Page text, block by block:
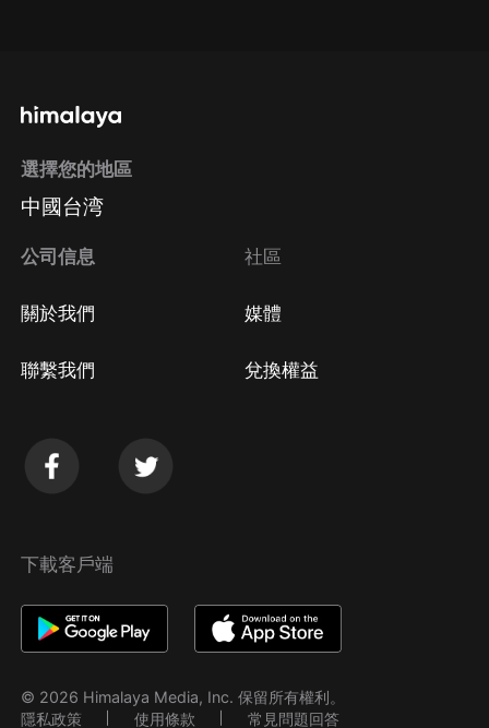
方法 Google Play取消訂閱方法
選擇您的地區
中國台湾
公司信息
關於我們
聯繫我們
社區
媒體
兌換權益
下載客戶端
© 2026 Himalaya Media, Inc. 保留所有權利。
隱私政策
使用條款 常見問題回答